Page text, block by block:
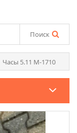
Поиск
Часы 5.11 M-1710